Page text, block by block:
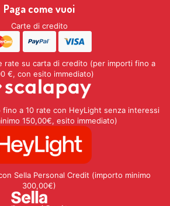
Paga come vuoi
Carte di credito
rate su carta di credito (per importi fino a
€, con esito immediato)
fino a 10 rate con HeyLight senza interessi
150,00€, esito immediato)
Sella Personal Credit (importo minimo
300,00€)